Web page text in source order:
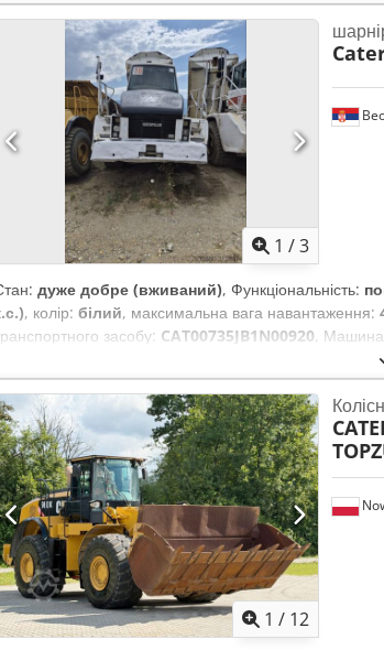
1 /3
дуже добре (вживаний), Функціональність:
, колір: білий, максимальна вага навантаження:
засобу: CAT00735JB1N00920, Машина
1 / 12